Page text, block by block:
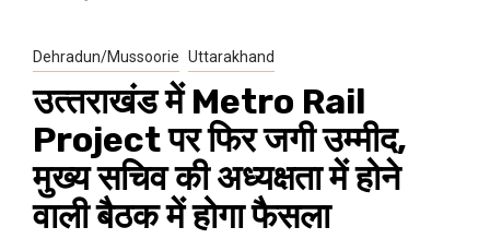
Dehradun/Mussoorie Uttarakhand
उत्‍तराखंड में Metro Rail
Project पर फि‍र जगी उम्‍मीद,
मुख्य सचिव की अध्यक्षता में होने
वाली बैठक में होगा फैसला